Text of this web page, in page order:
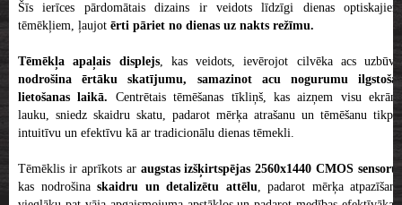
Šīs ierīces pārdomātais dizains ir veidots līdzīgi dienas optiskajiem
tēmēkļiem, ļaujot ērti pāriet no dienas uz nakts režīmu.
Tēmēkļa apaļais displejs, kas veidots, ievērojot cilvēka acs uzbūvi,
nodrošina ērtāku skatījumu, samazinot acu nogurumu ilgstošas
lietošanas laikā. Centrētais tēmēšanas tīkliņš, kas aizņem visu ekrāna
lauku, sniedz skaidru skatu, padarot mērķa atrašanu un tēmēšanu tikpat
intuitīvu un efektīvu kā ar tradicionālu dienas tēmekli.
Tēmēklis ir aprīkots ar augstas izšķirtspējas 2560x1440 CMOS sensoru
kas nodrošina skaidru un detalizētu attēlu, padarot mērķa atpazīšanu